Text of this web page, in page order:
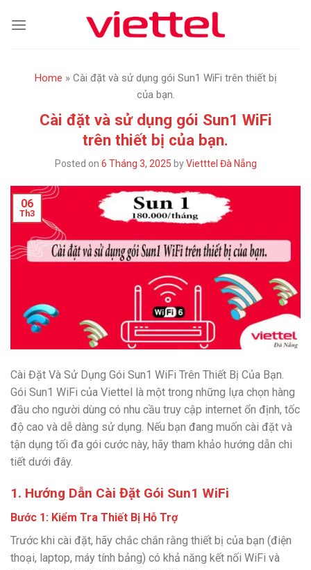
Home » Cài đặt và sử dụng gói Sun1 WiFi trên thiết bị
của bạn.
Cài đặt và sử dụng gói Sun1 WiFi
trên thiết bị của bạn.
Posted on 6 Tháng 3, 2025 byVietttel Đà Nẵng
06
Th3
Cài Đặt Và Sử Dụng Gói Sun1 WiFi Trên Thiết Bị Của Bạn.
Gói Sun1 WiFi của Viettel là một trong những lựa chọn hàng
đầu cho người dùng có nhu cầu truy cập internet ổn định, tốc
độ cao và dễ dàng sử dụng. Nếu bạn đang muốn cài đặt và
tận dụng tối đa gói cước này, hãy tham khảo hướng dẫn chi
tiết dưới đây.
1. Hướng Dẫn Cài Đặt Gói Sun1 WiFi
Bước 1: Kiểm Tra Thiết Bị Hỗ Trợ
Trước khi cài đặt, hãy chắc chắn rằng thiết bị của bạn (điện
thoại, laptop, máy tính bảng) có khả năng kết nối WiFi và